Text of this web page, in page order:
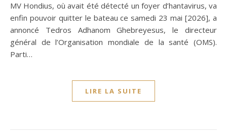
MV Hondius, où avait été détecté un foyer d’hantavirus, va
enfin pouvoir quitter le bateau ce samedi 23 mai [2026], a
annoncé Tedros Adhanom Ghebreyesus, le directeur
général de l’Organisation mondiale de la santé (OMS).
Parti…
LIRE LA SUITE